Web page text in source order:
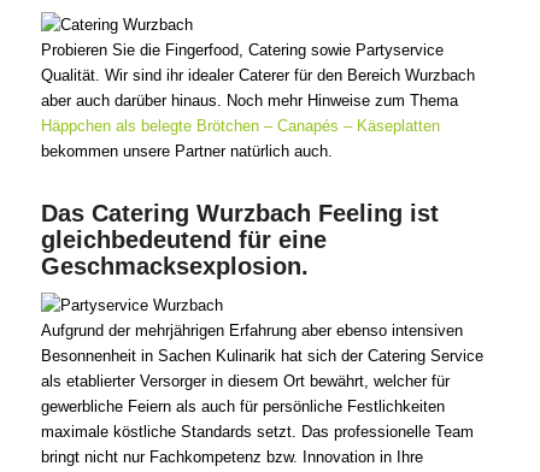
Probieren Sie die Fingerfood, Catering sowie Partyservice
Qualität. Wir sind ihr idealer Caterer für den Bereich Wurzbach
aber auch darüber hinaus. Noch mehr Hinweise zum Thema
Häppchen als belegte Brötchen – Canapés – Käseplatten
bekommen unsere Partner natürlich auch.
Das Catering Wurzbach Feeling ist
gleichbedeutend für eine
Geschmacksexplosion.
Aufgrund der mehrjährigen Erfahrung aber ebenso intensiven
Besonnenheit in Sachen Kulinarik hat sich der Catering Service
als etablierter Versorger in diesem Ort bewährt, welcher für
gewerbliche Feiern als auch für persönliche Festlichkeiten
maximale köstliche Standards setzt. Das professionelle Team
bringt nicht nur Fachkompetenz bzw. Innovation in Ihre